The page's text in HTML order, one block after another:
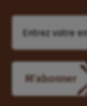
M'abonner